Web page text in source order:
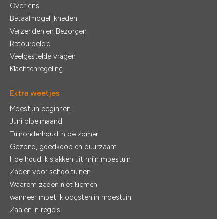
Over ons
Betaalmogelijkheden
Verzenden en Bezorgen
Retourbeleid
Veelgestelde vragen
Klachtenregeling
Extra weetjes
Moestuin beginnen
Juni bloeimaand
Tuinonderhoud in de zomer
Gezond, goedkoop en duurzaam
Hoe houd ik slakken uit mijn moestuin
Zaden voor schooltuinen
Waarom zaden niet kiemen
wanneer moet ik oogsten in moestuin
Zaaien in regels